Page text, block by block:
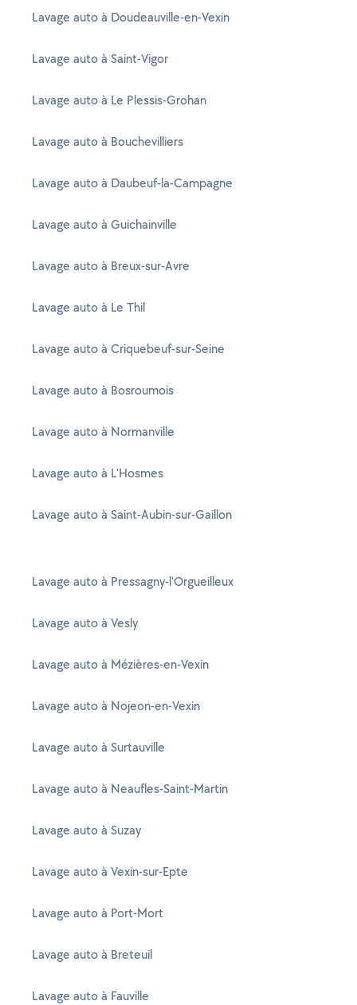
Lavage auto à Doudeauville-en-Vexin
Lavage auto à Saint-Vigor
Lavage auto à Le Plessis-Grohan
Lavage auto à Bouchevilliers
Lavage auto à Daubeuf-la-Campagne
Lavage auto à Guichainville
Lavage auto à Breux-sur-Avre
Lavage auto à Le Thil
Lavage auto à Criquebeuf-sur-Seine
Lavage auto à Bosroumois
Lavage auto à Normanville
Lavage auto à L'Hosmes
Lavage auto à Saint-Aubin-sur-Gaillon
Lavage auto à Pressagny-l'Orgueilleux
Lavage auto à Vesly
Lavage auto à Mézières-en-Vexin
Lavage auto à Nojeon-en-Vexin
Lavage auto à Surtauville
Lavage auto à Neaufles-Saint-Martin
Lavage auto à Suzay
Lavage auto à Vexin-sur-Epte
Lavage auto à Port-Mort
Lavage auto à Breteuil
Lavage auto à Fauville